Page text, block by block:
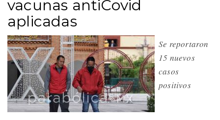
vacunas antiCovid
aplicadas
Se reportaron
15 nuevos
casos
positivos